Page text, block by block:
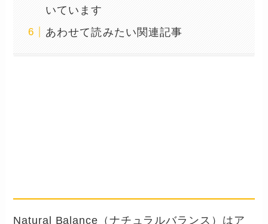
いています
あわせて読みたい関連記事
Natural Balance（ナチュラルバランス）はア